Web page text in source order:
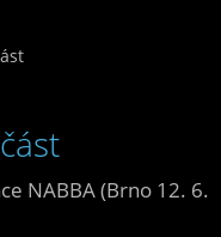
NABBA (Brno 12. 6.